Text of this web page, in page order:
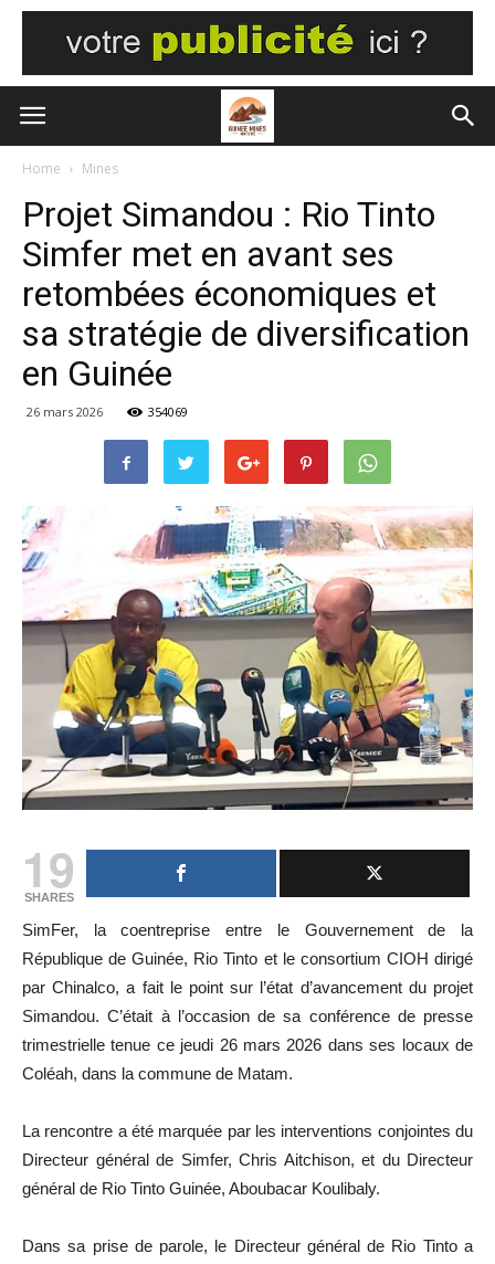
Home Mines
Projet Simandou : Rio Tinto
Simfer met en avant ses
retombées économiques et
sa stratégie de diversification
en Guinée
26 mars 2026 354069
19
SHARES
SimFer, la coentreprise entre le Gouvernement de la
République de Guinée, Rio Tinto et le consortium CIOH dirigé
par Chinalco, a fait le point sur l’état d’avancement du projet
Simandou. C’était à l’occasion de sa conférence de presse
trimestrielle tenue ce jeudi 26 mars 2026 dans ses locaux de
Coléah, dans la commune de Matam.
La rencontre a été marquée par les interventions conjointes du
Directeur général de Simfer, Chris Aitchison, et du Directeur
général de Rio Tinto Guinée, Aboubacar Koulibaly.
Dans sa prise de parole, le Directeur général de Rio Tintoa